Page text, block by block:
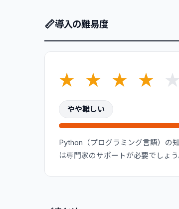
📏導入の難易度
★ ★ ★ ★ ★
やや難しい
Python（プログラミング言語）の
は専門家のサポートが必要でしょう